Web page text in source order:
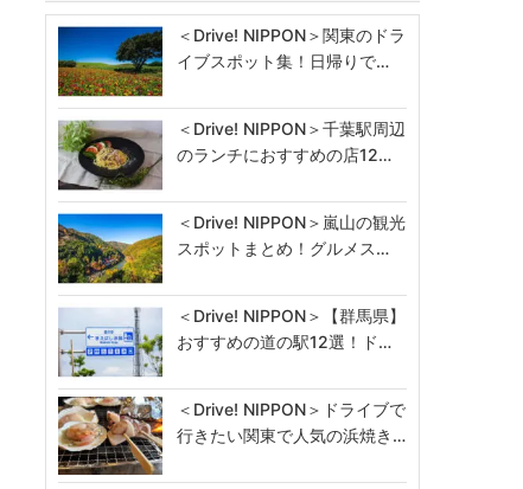
＜Drive! NIPPON＞関東のドラ
イブスポット集！日帰りで…
＜Drive! NIPPON＞千葉駅周辺
のランチにおすすめの店12…
＜Drive! NIPPON＞嵐山の観光
スポットまとめ！グルメス…
＜Drive! NIPPON＞【群馬県】
おすすめの道の駅12選！ド…
＜Drive! NIPPON＞ドライブで
行きたい関東で人気の浜焼き…